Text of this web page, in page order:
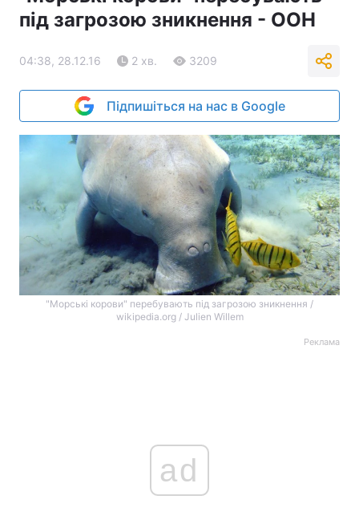
під загрозою зникнення - ООН
04:38, 28.12.16 2 хв. 3209
Підпишіться на нас в Google
"Морські корови" перебувають під загрозою зникнення /
wikipedia.org / Julien Willem
Реклама
ad